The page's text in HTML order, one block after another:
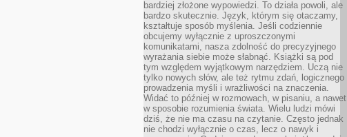
bardziej złożone wypowiedzi. To działa powoli, ale
bardzo skutecznie. Język, którym się otaczamy,
kształtuje sposób myślenia. Jeśli codziennie
obcujemy wyłącznie z uproszczonymi
komunikatami, nasza zdolność do precyzyjnego
wyrażania siebie może słabnąć. Książki są pod
tym względem wyjątkowym narzędziem. Uczą nie
tylko nowych słów, ale też rytmu zdań, logicznego
prowadzenia myśli i wrażliwości na znaczenia.
Widać to później w rozmowach, w pisaniu, a nawet
w sposobie rozumienia świata. Wielu ludzi mówi
dziś, że nie ma czasu na czytanie. Często jednak
nie chodzi wyłącznie o czas, lecz o nawyk i